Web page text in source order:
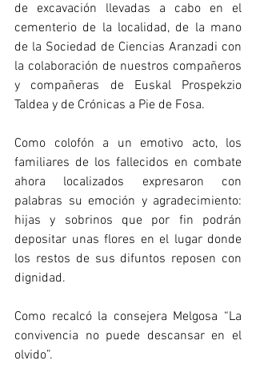
de excavación llevadas a cabo en el
cementerio de la localidad, de la mano
de la Sociedad de Ciencias Aranzadi con
la colaboración de nuestros compañeros
y compañeras de Euskal Prospekzio
Taldea y de Crónicas a Pie de Fosa.
Como colofón a un emotivo acto, los
familiares de los fallecidos en combate
ahora localizados expresaron con
palabras su emoción y agradecimiento:
hijas y sobrinos que por fin podrán
depositar unas flores en el lugar donde
los restos de sus difuntos reposen con
dignidad.
Como recalcó la consejera Melgosa “La
convivencia no puede descansar en el
olvido”.